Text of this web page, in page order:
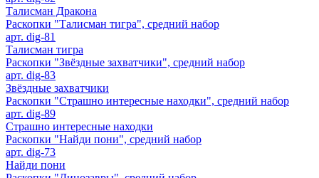
Талисман Дракона
Раскопки "Талисман тигра", средний набор
арт. dig-81
Талисман тигра
Раскопки "Звёздные захватчики", средний набор
арт. dig-83
Звёздные захватчики
Раскопки "Страшно интересные находки", средний набор
арт. dig-89
Страшно интересные находки
Раскопки "Найди пони", средний набор
арт. dig-73
Найди пони